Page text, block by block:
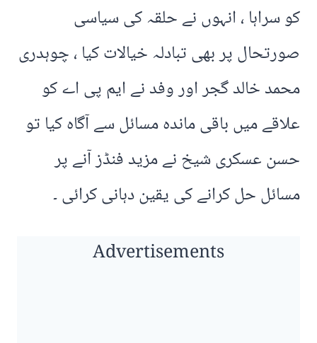
کو سراہا ، انہوں نے حلقہ کی سیاسی
صورتحال پر بھی تبادلہ خیالات کیا ، چوہدری
محمد خالد گجر اور وفد نے ایم پی اے کو
علاقے میں باقی ماندہ مسائل سے آگاہ کیا تو
حسن عسکری شیخ نے مزید فنڈز آنے پر
مسائل حل کرانے کی یقین دہانی کرائی ۔
Advertisements